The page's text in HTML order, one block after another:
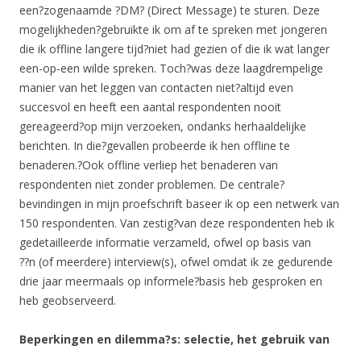
een?zogenaamde ?DM? (Direct Message) te sturen. Deze
mogelijkheden?gebruikte ik om af te spreken met jongeren
die ik offline langere tijd?niet had gezien of die ik wat langer
een-op-een wilde spreken. Toch?was deze laagdrempelige
manier van het leggen van contacten niet?altijd even
succesvol en heeft een aantal respondenten nooit
gereageerd?op mijn verzoeken, ondanks herhaaldelijke
berichten. In die?gevallen probeerde ik hen offline te
benaderen.?Ook offline verliep het benaderen van
respondenten niet zonder problemen. De centrale?
bevindingen in mijn proefschrift baseer ik op een netwerk van
150 respondenten. Van zestig?van deze respondenten heb ik
gedetailleerde informatie verzameld, ofwel op basis van
??n (of meerdere) interview(s), ofwel omdat ik ze gedurende
drie jaar meermaals op informele?basis heb gesproken en
heb geobserveerd.
Beperkingen en dilemma?s: selectie, het gebruik van